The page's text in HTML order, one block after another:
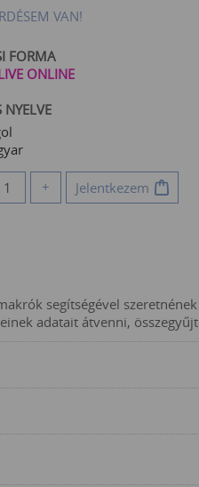
VAN!
FORMA
ONLINE
NYELVE
+ Jelentkezem
segítségével
adatait átvenni,